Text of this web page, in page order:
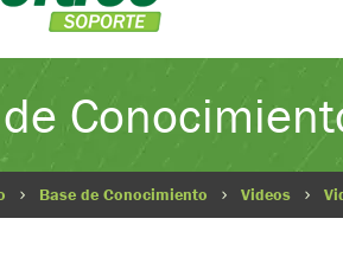
Base de Conocimiento Videos